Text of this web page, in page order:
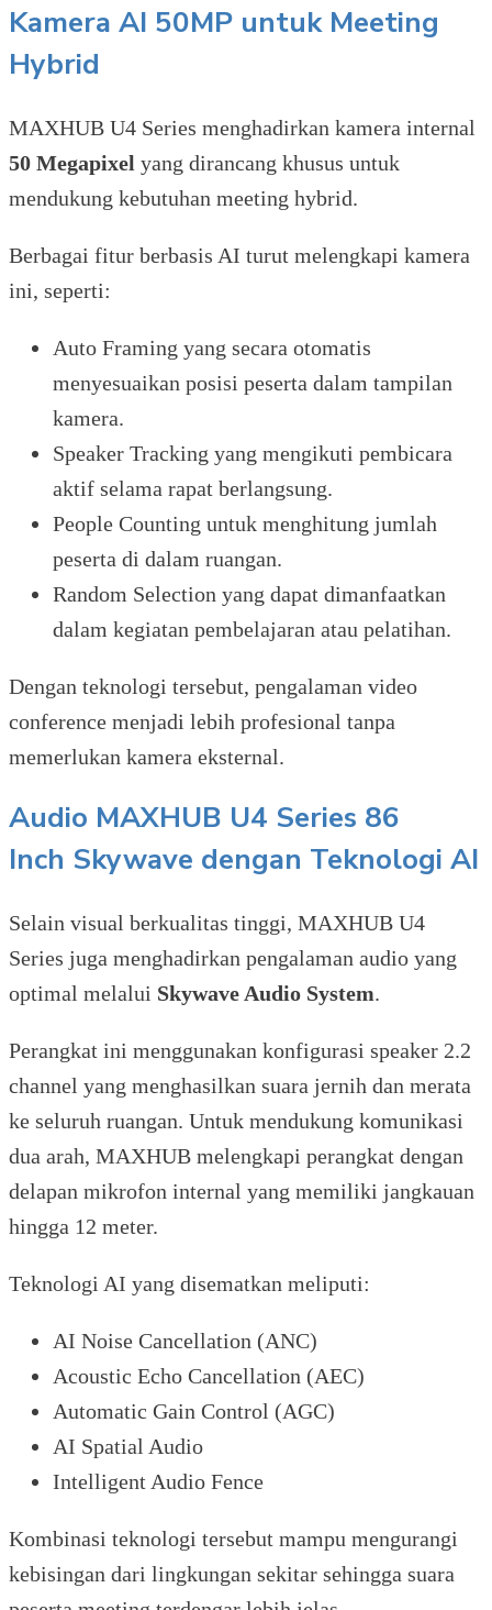
Kamera AI 50MP untuk Meeting
Hybrid
MAXHUB U4 Series menghadirkan kamera internal
50 Megapixel yang dirancang khusus untuk
mendukung kebutuhan meeting hybrid.
Berbagai fitur berbasis AI turut melengkapi kamera
ini, seperti:
Auto Framing yang secara otomatis
menyesuaikan posisi peserta dalam tampilan
kamera.
Speaker Tracking yang mengikuti pembicara
aktif selama rapat berlangsung.
People Counting untuk menghitung jumlah
peserta di dalam ruangan.
Random Selection yang dapat dimanfaatkan
dalam kegiatan pembelajaran atau pelatihan.
Dengan teknologi tersebut, pengalaman video
conference menjadi lebih profesional tanpa
memerlukan kamera eksternal.
Audio MAXHUB U4 Series 86
Inch Skywave dengan Teknologi AI
Selain visual berkualitas tinggi, MAXHUB U4
Series juga menghadirkan pengalaman audio yang
optimal melalui Skywave Audio System.
Perangkat ini menggunakan konfigurasi speaker 2.2
channel yang menghasilkan suara jernih dan merata
ke seluruh ruangan. Untuk mendukung komunikasi
dua arah, MAXHUB melengkapi perangkat dengan
delapan mikrofon internal yang memiliki jangkauan
hingga 12 meter.
Teknologi AI yang disematkan meliputi:
AI Noise Cancellation (ANC)
Acoustic Echo Cancellation (AEC)
Automatic Gain Control (AGC)
AI Spatial Audio
Intelligent Audio Fence
Kombinasi teknologi tersebut mampu mengurangi
kebisingan dari lingkungan sekitar sehingga suara